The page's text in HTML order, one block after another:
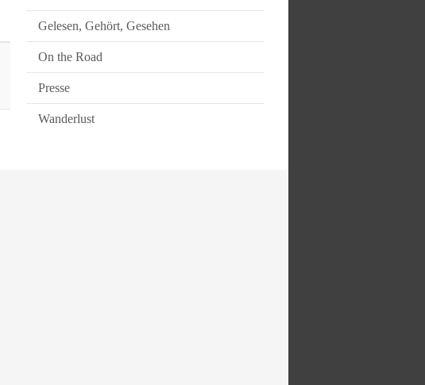
Gelesen, Gehört, Gesehen
On the Road
Presse
Wanderlust